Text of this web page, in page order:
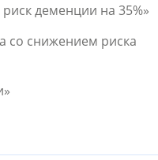
деменции на 35%»
со снижением риска